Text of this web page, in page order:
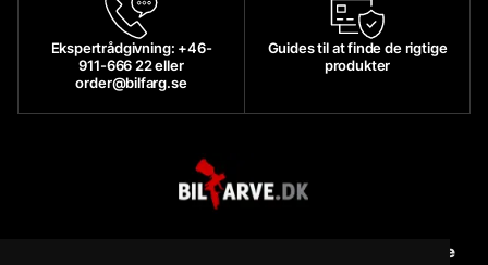
Ekspertrådgivning: +46-
911-666 22 eller
order@bilfarg.se
Guides til at finde de rigtige
produkter
Bilfarve.dk sælger autolak og reparationsfarver til alle